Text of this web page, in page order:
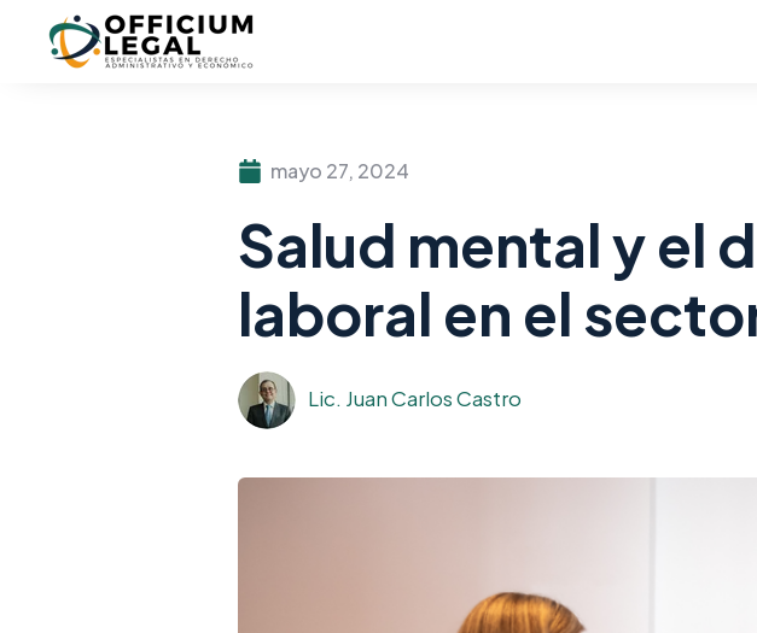
mayo 27, 2024
Salud mental y el
laboral en el
Lic. Juan Carlos Castro